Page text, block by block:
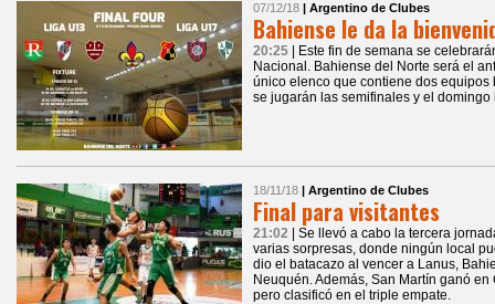
07/12/18 | Argentino de Clubes
Bahiense le da la
20:25
| Este fin de semana se
Nacional. Bahiense del Norte será el
único elenco que contiene dos
se jugarán las semifinales y el
18/11/18 | Argentino de Clubes
Final para visitantes
21:02
| Se llevó a cabo la tercera
varias sorpresas, donde ningún local
dio el batacazo al vencer a Lanus,
Neuquén. Además, San Martín ganó
pero clasificó en el triple empate.